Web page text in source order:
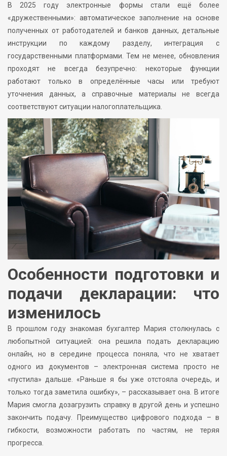
В 2025 году электронные формы стали ещё более
«дружественными»: автоматическое заполнение на основе
полученных от работодателей и банков данных, детальные
инструкции по каждому разделу, интеграция с
государственными платформами. Тем не менее, обновления
проходят не всегда безупречно: некоторые функции
работают только в определённые часы или требуют
уточнения данных, а справочные материалы не всегда
соответствуют ситуации налогоплательщика.
Особенности подготовки и
подачи декларации: что
изменилось
В прошлом году знакомая бухгалтер Мария столкнулась с
любопытной ситуацией: она решила подать декларацию
онлайн, но в середине процесса поняла, что не хватает
одного из документов – электронная система просто не
«пустила» дальше. «Раньше я бы уже отстояла очередь, и
только тогда заметила ошибку», – рассказывает она. В итоге
Мария смогла дозагрузить справку в другой день и успешно
закончить подачу. Преимущество цифрового подхода – в
гибкости, возможности работать по частям, не теряя
прогресса.